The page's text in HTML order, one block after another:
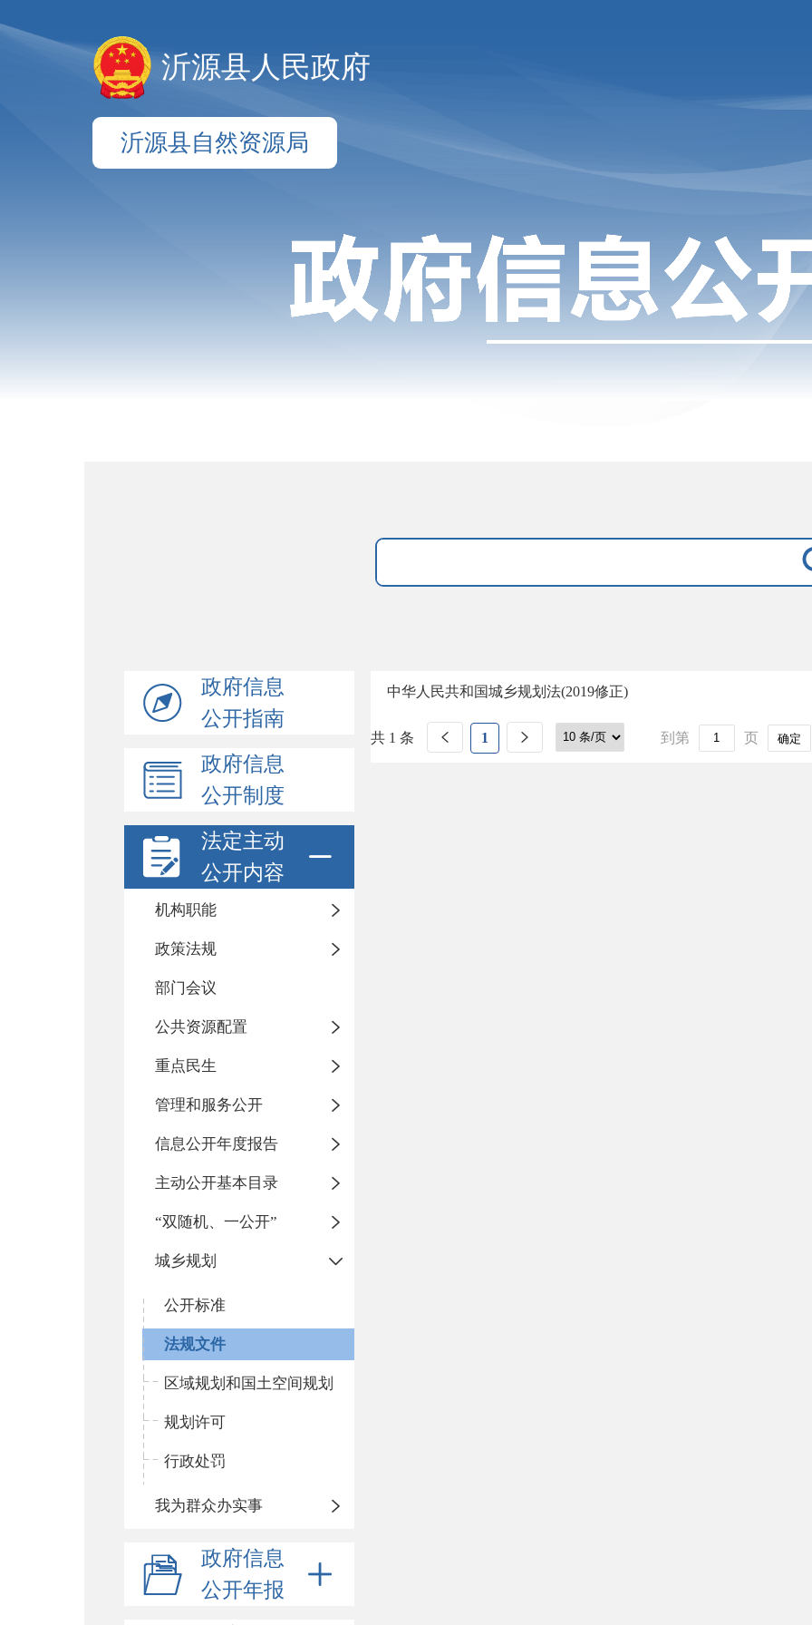
沂源县人民政府
沂源县自然资源局
政府信息
公开指南
政府信息
公开制度
法定主动
公开内容
机构职能
政策法规
部门会议
公共资源配置
重点民生
管理和服务公开
信息公开年度报告
主动公开基本目录
“双随机、一公开”
城乡规划
公开标准
法规文件
区域规划和国土空间规划
规划许可
行政处罚
我为群众办实事
政府信息
公开年报
中华人民共和国城乡规划法(2019修正)
共 1 条 1 到第 页 确定